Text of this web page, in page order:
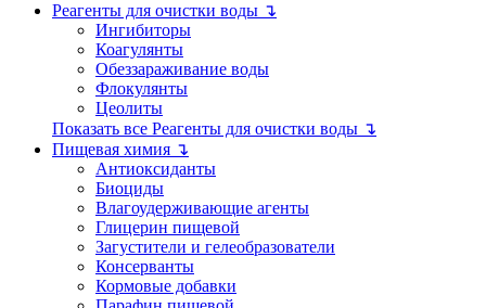
Реагенты для очистки воды ↴
Ингибиторы
Коагулянты
Обеззараживание воды
Флокулянты
Цеолиты
Показать все Реагенты для очистки воды ↴
Пищевая химия ↴
Антиоксиданты
Биоциды
Влагоудерживающие агенты
Глицерин пищевой
Загустители и гелеобразователи
Консерванты
Кормовые добавки